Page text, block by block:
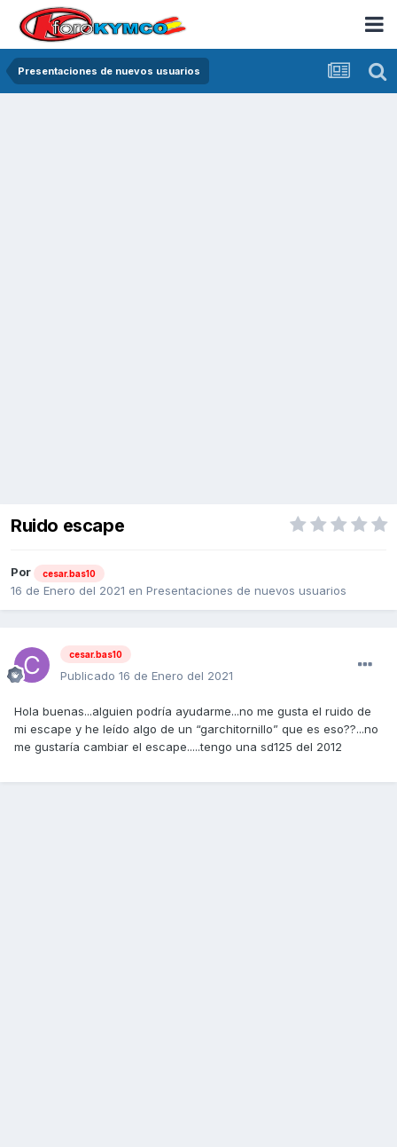
Presentaciones de nuevos usuarios
Ruido escape
Por cesar.bas10
16 de Enero del 2021 en Presentaciones de nuevos usuarios
cesar.bas10
Publicado 16 de Enero del 2021
Hola buenas...alguien podría ayudarme...no me gusta el ruido de
mi escape y he leído algo de un “garchitornillo” que es eso??...no
me gustaría cambiar el escape.....tengo una sd125 del 2012